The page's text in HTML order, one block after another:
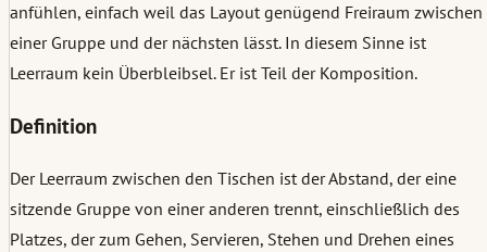
anfühlen, einfach weil das Layout genügend Freiraum zwischen
einer Gruppe und der nächsten lässt. In diesem Sinne ist
Leerraum kein Überbleibsel. Er ist Teil der Komposition.
Definition
Der Leerraum zwischen den Tischen ist der Abstand, der eine
sitzende Gruppe von einer anderen trennt, einschließlich des
Platzes, der zum Gehen, Servieren, Stehen und Drehen eines